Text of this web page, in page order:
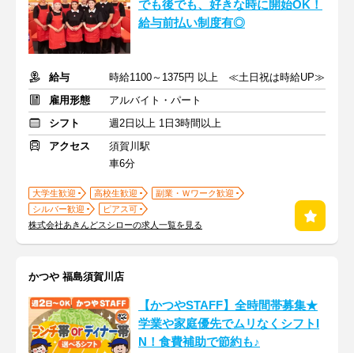
でも後でも、好きな時に開始OK！
給与前払い制度有◎
給与
時給1100～1375円 以上 ≪土日祝は時給UP≫
雇用形態
アルバイト・パート
シフト
週2日以上 1日3時間以上
アクセス
須賀川駅
車6分
大学生歓迎 高校生歓迎
副業・Ｗワーク歓迎
シルバー歓迎
ピアス可
株式会社あきんどスシローの求人一覧を見る
かつや 福島須賀川店
【かつやSTAFF】全時間帯募集★
学業や家庭優先でムリなくシフトI
N！食費補助で節約も♪